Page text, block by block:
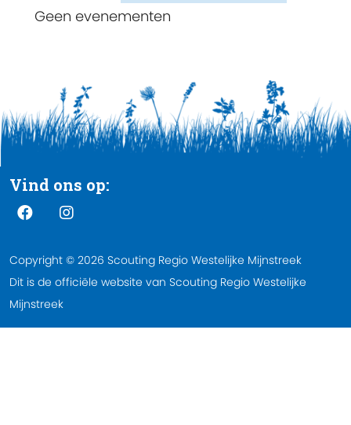
Geen evenementen
Vind ons op:
Copyright © 2026 Scouting Regio Westelijke Mijnstreek
Dit is de officiële website van Scouting Regio Westelijke
Mijnstreek